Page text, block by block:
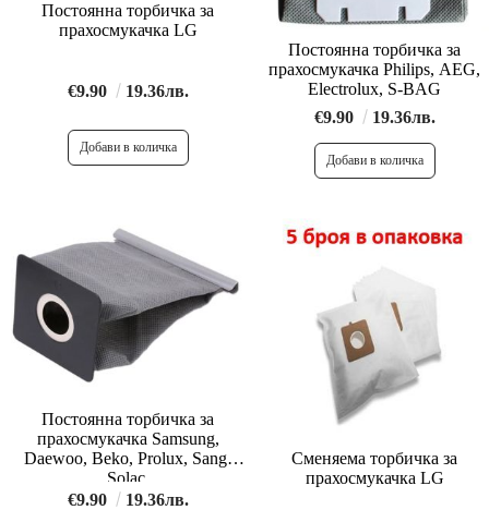
Постоянна торбичка за
прахосмукачка LG
€9.90 19.36лв.
Постоянна торбичка за
прахосмукачка Philips, AEG,
Electrolux, S-BAG
€9.90
19.36лв.
Постоянна торбичка за
прахосмукачка Samsung,
Daewoo, Beko, Prolux, Sang,
Solac.
€9.90
19.36лв.
Сменяема торбичка за
прахосмукачка LG